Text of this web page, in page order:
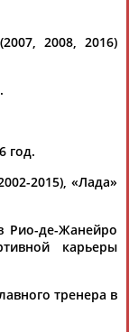
Герман
АБДУЛАЕВ
2008, 2016)
год.
2015), «Лада»
Рио-де-Жанейро
карьеры
тренера в